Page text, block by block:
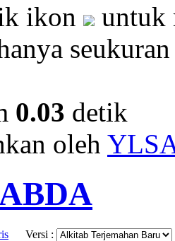
ikon
untuk
0.03 detik
oleh
Versi :